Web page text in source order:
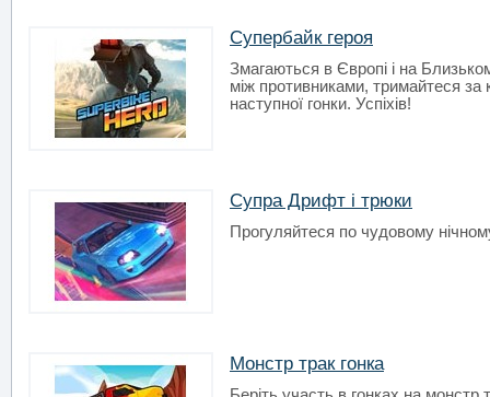
Супербайк героя
Змагаються в Європі і на
між противниками, тримайтеся за
наступної гонки. Успіхів!
Супра Дрифт і трюки
Прогуляйтеся по чудовому
Монстр трак гонка